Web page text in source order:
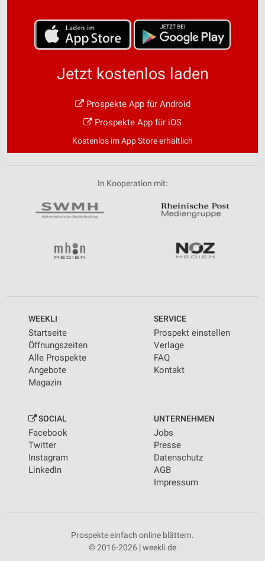
Jetzt kostenlos laden
Prospekte App für Android
Prospekte App für iOS
Kostenlos im App Store erhältlich
In Kooperation mit:
WEEKLI
Startseite
Öffnungszeiten
Alle Prospekte
Angebote
Magazin
SERVICE
Prospekt einstellen
Verlage
FAQ
Kontakt
SOCIAL
Facebook
Twitter
Instagram
LinkedIn
UNTERNEHMEN
Jobs
Presse
Datenschutz
AGB
Impressum
Prospekte einfach online blättern.
© 2016-2026 | weekli.de